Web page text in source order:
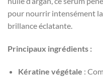
pour nourrir intensément
brillance éclatante.
Principaux ingrédients :
Kératine végétale :